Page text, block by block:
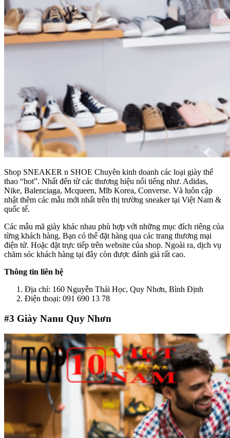
Shop SNEAKER n SHOE Chuyên kinh doanh các loại giày thể
thao “hot”. Nhất đến từ các thương hiệu nổi tiếng như. Adidas,
Nike, Balenciaga, Mcqueen, Mlb Korea, Converse. Và luôn cập
nhật thêm các mẫu mới nhất trên thị trường sneaker tại Việt Nam &
quốc tế.
Các mẫu mã giày khác nhau phù hợp với những mục đích riêng của
từng khách hàng. Bạn có thể đặt hàng qua các trang thương mại
điện tử. Hoặc đặt trực tiếp trên website của shop. Ngoài ra, dịch vụ
chăm sóc khách hàng tại đây còn được đánh giá rất cao.
Thông tin liên hệ
Địa chỉ: 160 Nguyễn Thái Học, Quy Nhơn, Bình Định
Điện thoại: 091 690 13 78
#3 Giày Nanu Quy Nhơn